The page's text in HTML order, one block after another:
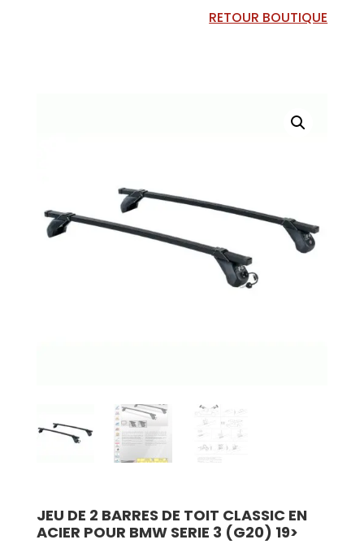
RETOUR BOUTIQUE
JEU DE 2 BARRES DE TOIT CLASSIC EN
ACIER POUR BMW SERIE 3 (G20) 19>